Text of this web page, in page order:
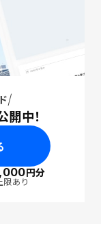
中！
円分
あり